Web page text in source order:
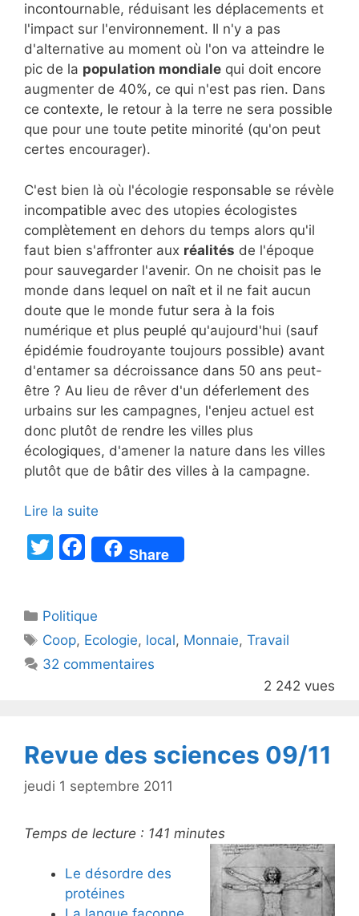
incontournable, réduisant les déplacements et
l'impact sur l'environnement. Il n'y a pas
d'alternative au moment où l'on va atteindre le
pic de la population mondiale qui doit encore
augmenter de 40%, ce qui n'est pas rien. Dans
ce contexte, le retour à la terre ne sera possible
que pour une toute petite minorité (qu'on peut
certes encourager).
C'est bien là où l'écologie responsable se révèle
incompatible avec des utopies écologistes
complètement en dehors du temps alors qu'il
faut bien s'affronter aux réalités de l'époque
pour sauvegarder l'avenir. On ne choisit pas le
monde dans lequel on naît et il ne fait aucun
doute que le monde futur sera à la fois
numérique et plus peuplé qu'aujourd'hui (sauf
épidémie foudroyante toujours possible) avant
d'entamer sa décroissance dans 50 ans peut-
être ? Au lieu de rêver d'un déferlement des
urbains sur les campagnes, l'enjeu actuel est
donc plutôt de rendre les villes plus
écologiques, d'amener la nature dans les villes
plutôt que de bâtir des villes à la campagne.
Lire la suite
T
er
F
a
e
b
o
Share
Catégories
Politique
Étiquettes
Coop, Ecologie, local, Monnaie,Travail
32 commentaires
2 242 vues
Revue des sciences 09/11
jeudi 1 septembre 2011
Temps de lecture : 141 minutes
Le désordre des
protéines